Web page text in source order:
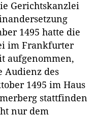
Gerichtskanzlei
1495 hatte die
im Frankfurter
aufgenommen,
Audienz des
1495 im Haus
stattfinden
nur dem